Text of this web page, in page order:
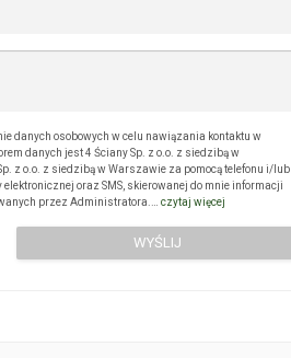
danych osobowych w celu nawiązania kontaktu w
danych jest 4 Ściany Sp. z o.o. z siedzibą w
z o.o. z siedzibą w Warszawie za pomocą telefonu i/lub
oraz SMS, skierowanej do mnie informacji
przez Administratora.… czytaj więcej